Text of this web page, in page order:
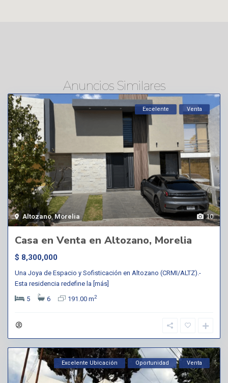
Anuncios Similares
10
Altozano,Morelia
Excelente Venta
Casa en Venta en Altozano, Morelia
$ 8,300,000
Una Joya de Espacio y Sofisticación en Altozano (CRMI/ALTZ).-
Esta residencia redefine la [más]
5
6 191.00 m2
Excelente Ubicación Oportunidad Venta